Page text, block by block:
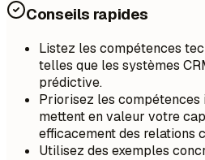
Conseils rapides
Listez les compétences
telles que les systèmes
prédictive.
Priorisez les compétences
mettent en valeur votre
efficacement des relations
Utilisez des exemples